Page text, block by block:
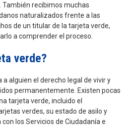
recibimos muchas
naturalizados frente a las
de un titular de la tarjeta verde,
a comprender el proceso.
verde?
alguien el derecho legal de vivir y
permanentemente. Existen pocas
tarjeta verde, incluido el
verdes, su estado de asilo y
los Servicios de Ciudadanía e